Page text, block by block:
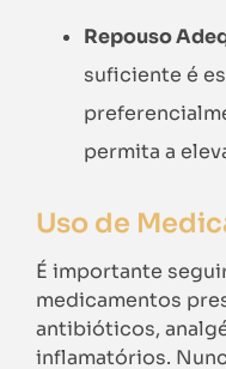
Repouso
suficiente é
permita a
Uso de
É importante
medicamentos
antibióticos,
inflamatórios.